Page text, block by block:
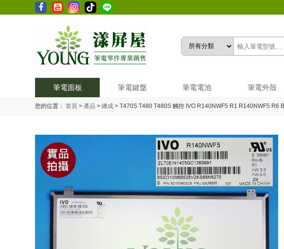
筆電面板 筆電鍵盤 筆電電池 筆電外殼
您的位置： 首頁 > 產品 > 總成 > T470S T480 T480S 觸控 IVO R140NWF5 R1 R140NWF5 R6